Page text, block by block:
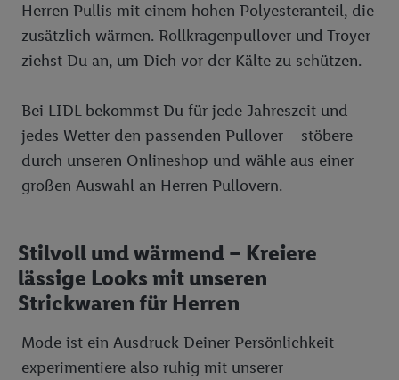
Herren Pullis mit einem hohen Polyesteranteil, die
zusätzlich wärmen. Rollkragenpullover und Troyer
ziehst Du an, um Dich vor der Kälte zu schützen.
Bei LIDL bekommst Du für jede Jahreszeit und
jedes Wetter den passenden Pullover – stöbere
durch unseren Onlineshop und wähle aus einer
großen Auswahl an Herren Pullovern.
Stilvoll und wärmend – Kreiere
lässige Looks mit unseren
Strickwaren für Herren
Mode ist ein Ausdruck Deiner Persönlichkeit –
experimentiere also ruhig mit unserer